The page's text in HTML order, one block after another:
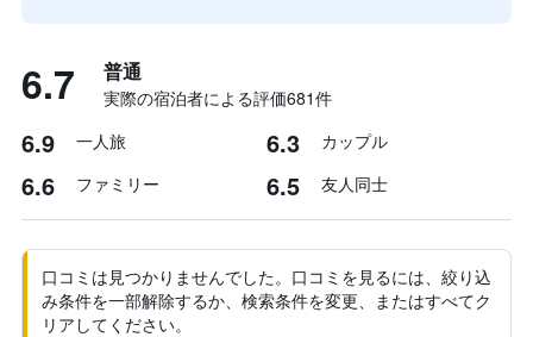
6.7 普通
実際の宿泊者による評価681​件
6.9 一人旅 6.3 カップル
6.6 ファミリー 6.5 友人同士
口コミは見つかりませんでした。口コミを見るには、絞り込
み条件を一部解除するか、検索条件を変更、またはすべてク
リアしてください。